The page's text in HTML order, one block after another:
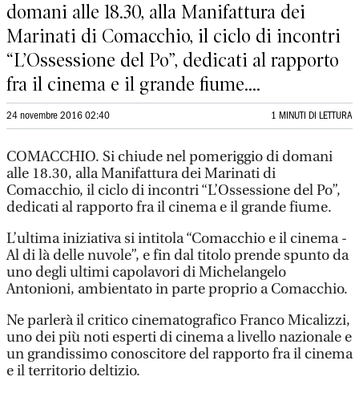
domani alle 18.30, alla Manifattura dei
Marinati di Comacchio, il ciclo di incontri
“L’Ossessione del Po”, dedicati al rapporto
fra il cinema e il grande fiume....
24 novembre 2016 02:40 1 MINUTI DI LETTURA
COMACCHIO. Si chiude nel pomeriggio di domani
alle 18.30, alla Manifattura dei Marinati di
Comacchio, il ciclo di incontri “L’Ossessione del Po”,
dedicati al rapporto fra il cinema e il grande fiume.
L’ultima iniziativa si intitola “Comacchio e il cinema -
Al di là delle nuvole”, e fin dal titolo prende spunto da
uno degli ultimi capolavori di Michelangelo
Antonioni, ambientato in parte proprio a Comacchio.
Ne parlerà il critico cinematografico Franco Micalizzi,
uno dei più noti esperti di cinema a livello nazionale e
un grandissimo conoscitore del rapporto fra il cinema
e il territorio deltizio.